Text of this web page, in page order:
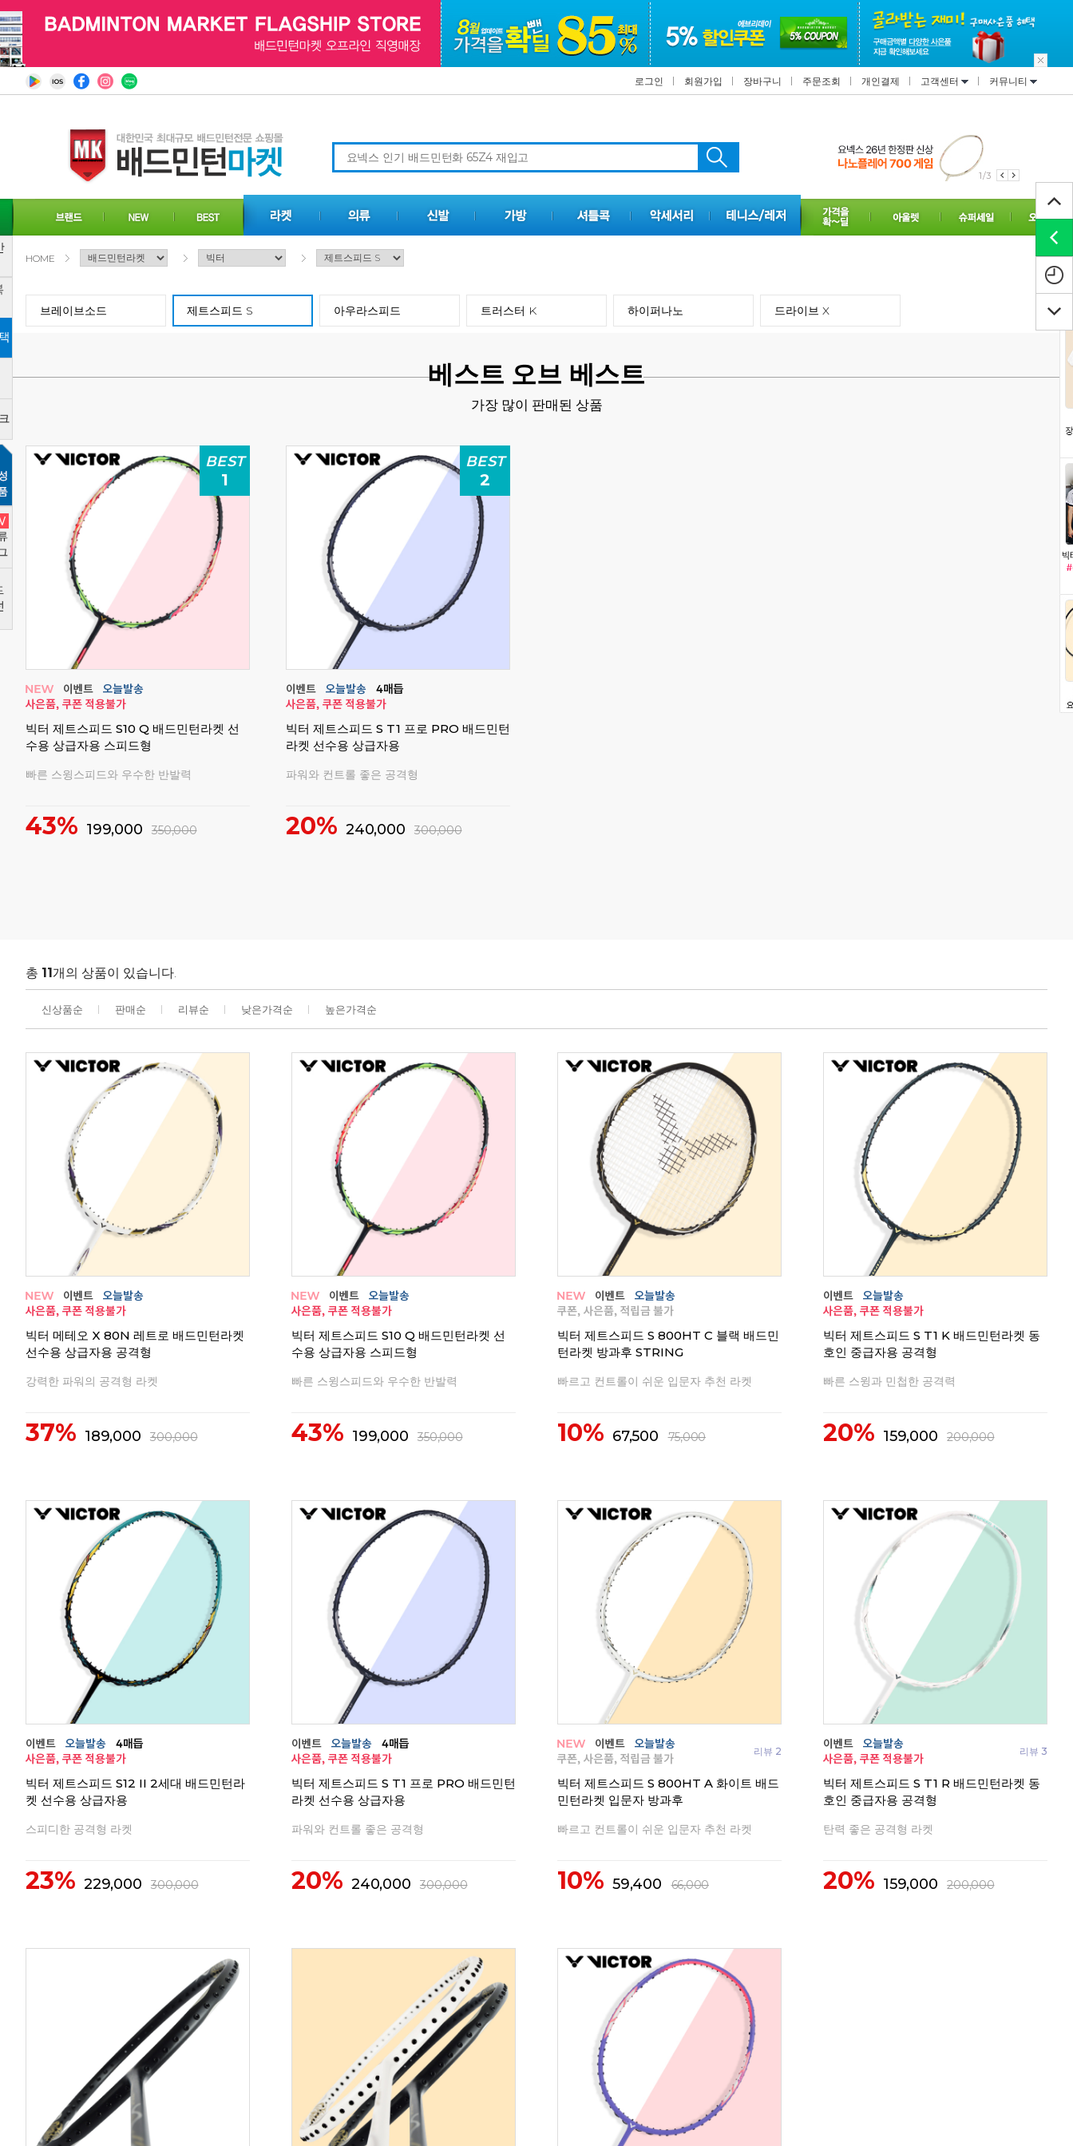
로그인 회원가입 장바구니 주문조회 개인결제 고객센터 커뮤니티
2/3
HOME
브레이브소드 제트스피드 S 아우라스피드 트러스터 K 하이퍼나노 드라이브 X
베스트 오브 베스트
가장 많이 판매된 상품
BEST
1
빅터 제트스피드 S10 Q 배드민턴라켓 선
수용 상급자용 스피드형
빠른 스윙스피드와 우수한 반발력
43% 199,000 350,000
BEST
2
빅터 제트스피드 S T1 프로 PRO 배드민턴
라켓 선수용 상급자용
파워와 컨트롤 좋은 공격형
20% 240,000 300,000
총 11개의 상품이 있습니다.
신상품순 판매순 리뷰순 낮은가격순 높은가격순
빅터 메테오 X 80N 레트로 배드민턴라켓
선수용 상급자용 공격형
강력한 파워의 공격형 라켓
37% 189,000 300,000
빅터 제트스피드 S10 Q 배드민턴라켓 선
수용 상급자용 스피드형
빠른 스윙스피드와 우수한 반발력
43% 199,000 350,000
빅터 제트스피드 S 800HT C 블랙 배드민
턴라켓 방과후 STRING
빠르고 컨트롤이 쉬운 입문자 추천 라켓
10% 67,500 75,000
빅터 제트스피드 S T1 K 배드민턴라켓 동
호인 중급자용 공격형
빠른 스윙과 민첩한 공격력
20% 159,000 200,000
빅터 제트스피드 S12 II 2세대 배드민턴라
켓 선수용 상급자용
스피디한 공격형 라켓
23% 229,000 300,000
빅터 제트스피드 S T1 프로 PRO 배드민턴
라켓 선수용 상급자용
파워와 컨트롤 좋은 공격형
20% 240,000 300,000
리뷰 2
빅터 제트스피드 S 800HT A 화이트 배드
민턴라켓 입문자 방과후
빠르고 컨트롤이 쉬운 입문자 추천 라켓
10% 59,400 66,000
리뷰 3
빅터 제트스피드 S T1 R 배드민턴라켓 동
호인 중급자용 공격형
탄력 좋은 공격형 라켓
20% 159,000 200,000